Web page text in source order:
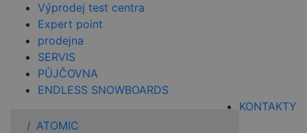
Výprodej test centra
Expert point
prodejna
SERVIS
PŮJČOVNA
ENDLESS SNOWBOARDS
KONTAKTY
ATOMIC